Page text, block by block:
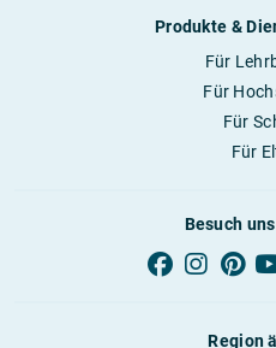
Produkte &
Für
Für
Für
Für
Besuch
Region